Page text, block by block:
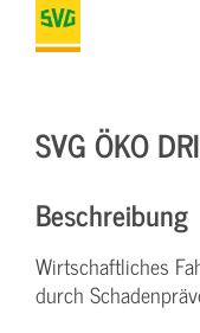
SVG ÖKO
Beschreibung
Wirtschaftliches
durch